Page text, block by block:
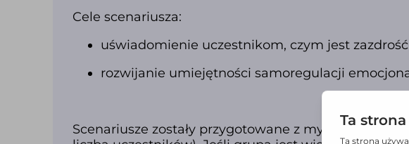
Cele scenariusza:
uświadomienie uczestnikom, czym jest
rozwijanie umiejętności samoregulacji
Scenariusze zostały przygotowane z myślą o